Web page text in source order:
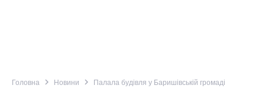
Головна navigate_next Новини navigate_next Палала будівля у Баришівській громаді